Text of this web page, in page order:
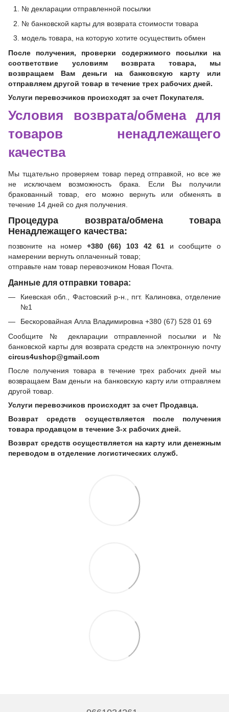
№ декларации отправленной посылки
№ банковской карты для возврата стоимости товара
модель товара, на которую хотите осуществить обмен
После получения, проверки содержимого посылки на
соответствие условиям возврата товара, мы
возвращаем Вам деньги на банковскую карту или
отправляем другой товар в течение трех рабочих дней.
Услуги перевозчиков происходят за счет Покупателя.
Условия возврата/обмена для
товаров ненадлежащего
качества
Мы тщательно проверяем товар перед отправкой, но все же
не исключаем возможность брака. Если Вы получили
бракованный товар, его можно вернуть или обменять в
течение 14 дней со дня получения.
Процедура возврата/обмена товара
Ненадлежащего качества:
позвоните на номер +380 (66) 103 42 61 и сообщите о
намерении вернуть оплаченный товар;
отправьте нам товар перевозчиком Новая Почта.
Данные для отправки товара:
Киевская обл., Фастовский р-н., пгт. Калиновка, отделение
№1
Бескоровайная Алла Владимировна +380 (67) 528 01 69
Сообщите № декларации отправленной посылки и №
банковской карты для возврата средств на электронную почту
circus4ushop@gmail.com
После получения товара в течение трех рабочих дней мы
возвращаем Вам деньги на банковскую карту или отправляем
другой товар.
Услуги перевозчиков происходят за счет Продавца.
Возврат средств осуществляется после получения
товара продавцом в течение 3-х рабочих дней.
Возврат средств осуществляется на карту или денежным
переводом в отделение логистических служб.